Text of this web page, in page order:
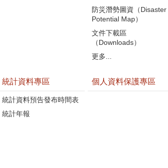
防災潛勢圖資（Disaster
Potential Map）
文件下載區
（Downloads）
更多...
統計資料專區
統計資料預告發布時間表
統計年報
個人資料保護專區